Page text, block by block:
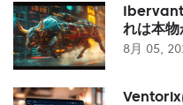
れは本物
8月 05,
Ventorix